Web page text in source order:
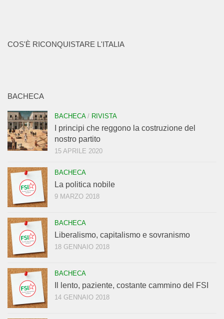
COS'È RICONQUISTARE L'ITALIA
BACHECA
BACHECA/ RIVISTA
I principi che reggono la costruzione del
nostro partito
15 APRILE 2020
BACHECA
La politica nobile
9 MARZO 2018
BACHECA
Liberalismo, capitalismo e sovranismo
18 GENNAIO 2018
BACHECA
Il lento, paziente, costante cammino del FSI
14 GENNAIO 2018